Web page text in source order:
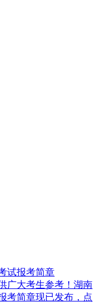
试报考简章
广大考生参考！湖南
考简章现已发布，点